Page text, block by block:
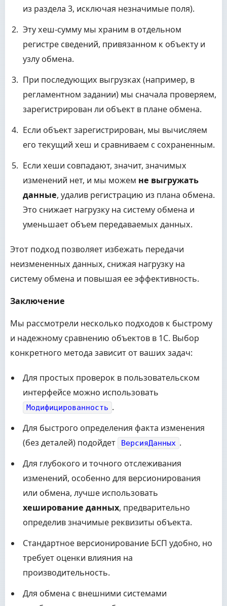
из раздела 3, исключая незначимые поля).
Эту хеш-сумму мы храним в отдельном
регистре сведений, привязанном к объекту и
узлу обмена.
При последующих выгрузках (например, в
регламентном задании) мы сначала проверяем,
зарегистрирован ли объект в плане обмена.
Если объект зарегистрирован, мы вычисляем
его текущий хеш и сравниваем с сохраненным.
Если хеши совпадают, значит, значимых
изменений нет, и мы можем не выгружать
данные, удалив регистрацию из плана обмена.
Это снижает нагрузку на систему обмена и
уменьшает объем передаваемых данных.
Этот подход позволяет избежать передачи
неизмененных данных, снижая нагрузку на
систему обмена и повышая ее эффективность.
Заключение
Мы рассмотрели несколько подходов к быстрому
и надежному сравнению объектов в 1С. Выбор
конкретного метода зависит от ваших задач:
Для простых проверок в пользовательском
интерфейсе можно использовать
Модифицированность .
Для быстрого определения факта изменения
(без деталей) подойдет
ВерсияДанных .
Для глубокого и точного отслеживания
изменений, особенно для версионирования
или обмена, лучше использовать
хеширование данных, предварительно
определив значимые реквизиты объекта.
Стандартное версионирование БСП удобно, но
требует оценки влияния на
производительность.
Для обмена с внешними системами